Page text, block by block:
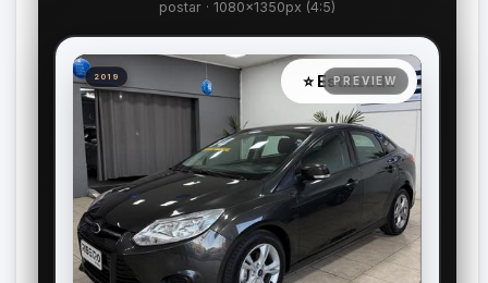
postar · 1080×1350px (4:5)
2019 ⭐ Estilizada